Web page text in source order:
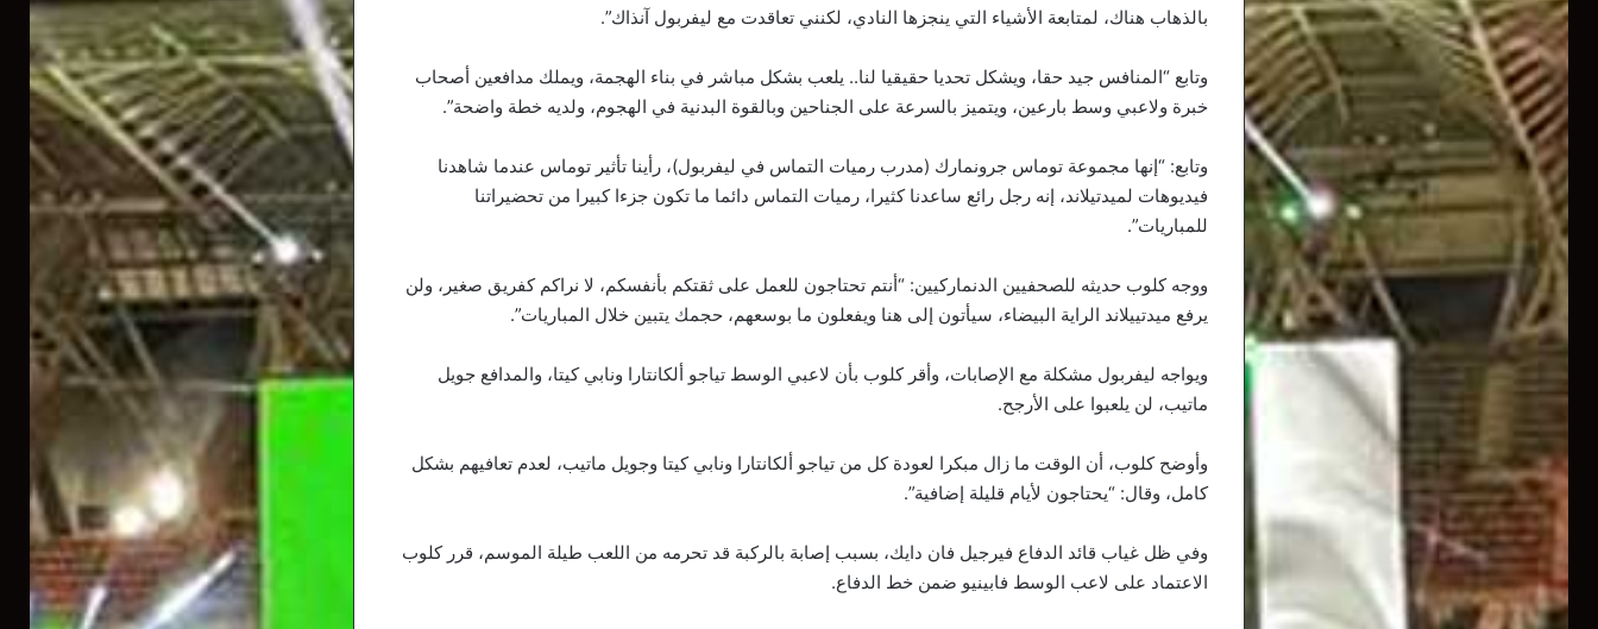
بالذهاب هناك، لمتابعة الأشياء التي ينجزها النادي، لكنني تعاقدت مع ليفربول آنذاك”.
وتابع “المنافس جيد حقا، ويشكل تحديا حقيقيا لنا.. يلعب بشكل مباشر في بناء الهجمة، ويملك مدافعين أصحاب
خبرة ولاعبي وسط بارعين، ويتميز بالسرعة على الجناحين وبالقوة البدنية في الهجوم، ولديه خطة واضحة”.
وتابع: “إنها مجموعة توماس جرونمارك (مدرب رميات التماس في ليفربول)، رأينا تأثير توماس عندما شاهدنا
فيديوهات لميدتيلاند، إنه رجل رائع ساعدنا كثيرا، رميات التماس دائما ما تكون جزءا كبيرا من تحضيراتنا
للمباريات”.
ووجه كلوب حديثه للصحفيين الدنماركيين: “أنتم تحتاجون للعمل على ثقتكم بأنفسكم، لا نراكم كفريق صغير، ولن
يرفع ميدتييلاند الراية البيضاء، سيأتون إلى هنا ويفعلون ما بوسعهم، حجمك يتبين خلال المباريات”.
ويواجه ليفربول مشكلة مع الإصابات، وأقر كلوب بأن لاعبي الوسط تياجو ألكانتارا ونابي كيتا، والمدافع جويل
ماتيب، لن يلعبوا على الأرجح.
وأوضح كلوب، أن الوقت ما زال مبكرا لعودة كل من تياجو ألكانتارا ونابي كيتا وجويل ماتيب، لعدم تعافيهم بشكل
كامل، وقال: “يحتاجون لأيام قليلة إضافية”.
وفي ظل غياب قائد الدفاع فيرجيل فان دايك، بسبب إصابة بالركبة قد تحرمه من اللعب طيلة الموسم، قرر كلوب
الاعتماد على لاعب الوسط فابينيو ضمن خط الدفاع.